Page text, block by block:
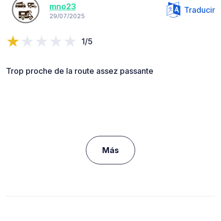
mno23
29/07/2025
Traducir
1/5
Trop proche de la route assez passante
Más